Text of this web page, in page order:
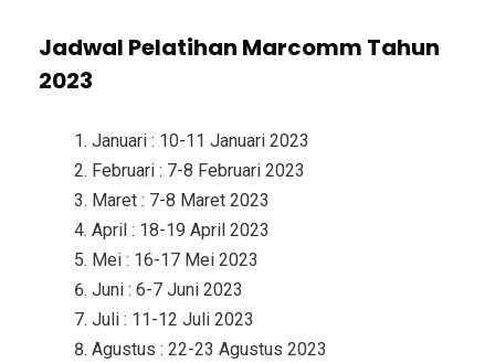
Jadwal Pelatihan Marcomm Tahun
2023
Januari : 10-11 Januari 2023
Februari : 7-8 Februari 2023
Maret : 7-8 Maret 2023
April : 18-19 April 2023
Mei : 16-17 Mei 2023
Juni : 6-7 Juni 2023
Juli : 11-12 Juli 2023
Agustus : 22-23 Agustus 2023